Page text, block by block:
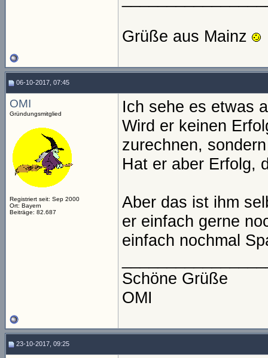
Grüße aus Mainz
06-10-2017, 07:45
OMI
Gründungsmitglied
Registriert seit: Sep 2000
Ort: Bayern
Beiträge: 82.687
Ich sehe es etwas
Wird er keinen
zurechnen,
Hat er aber Erfolg,
Aber das ist ihm
er einfach gerne
einfach nochmal
Schöne Grüße
OMI
23-10-2017, 09:25